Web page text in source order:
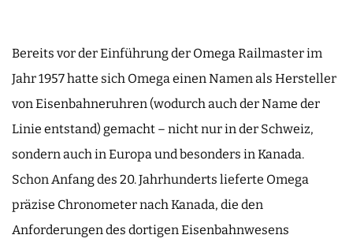
Bereits vor der Einführung der Omega Railmaster im
Jahr 1957 hatte sich Omega einen Namen als Hersteller
von Eisenbahneruhren (wodurch auch der Name der
Linie entstand) gemacht – nicht nur in der Schweiz,
sondern auch in Europa und besonders in Kanada.
Schon Anfang des 20. Jahrhunderts lieferte Omega
präzise Chronometer nach Kanada, die den
Anforderungen des dortigen Eisenbahnwesens